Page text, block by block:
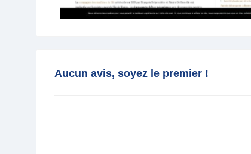
Aucun avis, soyez le premier !